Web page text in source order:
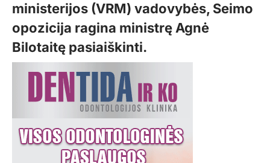
ministerijos (VRM) vadovybės, Seimo
opozicija ragina ministrę Agnė
Bilotaitę pasiaiškinti.